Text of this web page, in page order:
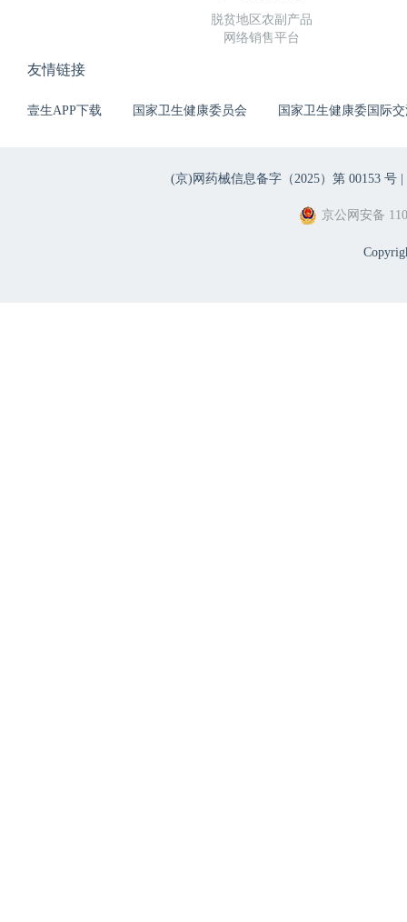
脱贫地区农副产品
网络销售平台
友情链接
壹生APP下载 国家卫生健康委员会 国家卫生健康委国际
(京)网药械信息备字（2025）第 00153 号 |
京公网安备